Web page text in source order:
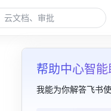
帮助中心智
我能为你解答飞书